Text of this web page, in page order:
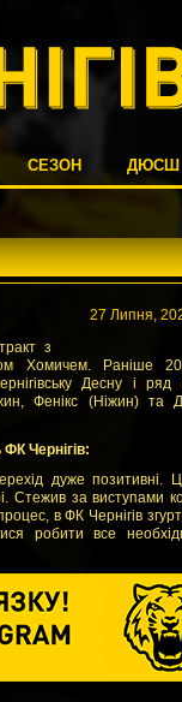
СЕЗОН ДЮСШ
27 Липня,
з
Хомичем. Раніше 20-
Десну і ряд
Фенікс (Ніжин) та
Чернігів:
дуже позитивні.
Стежив за виступами
в ФК Чернігів
робити все